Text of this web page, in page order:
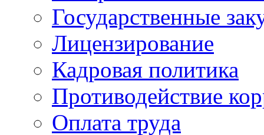
Государственные
Лицензирование
Кадровая политика
Противодействие
Оплата труда